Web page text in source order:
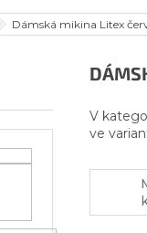
Dámská mikina Litex
V
ve